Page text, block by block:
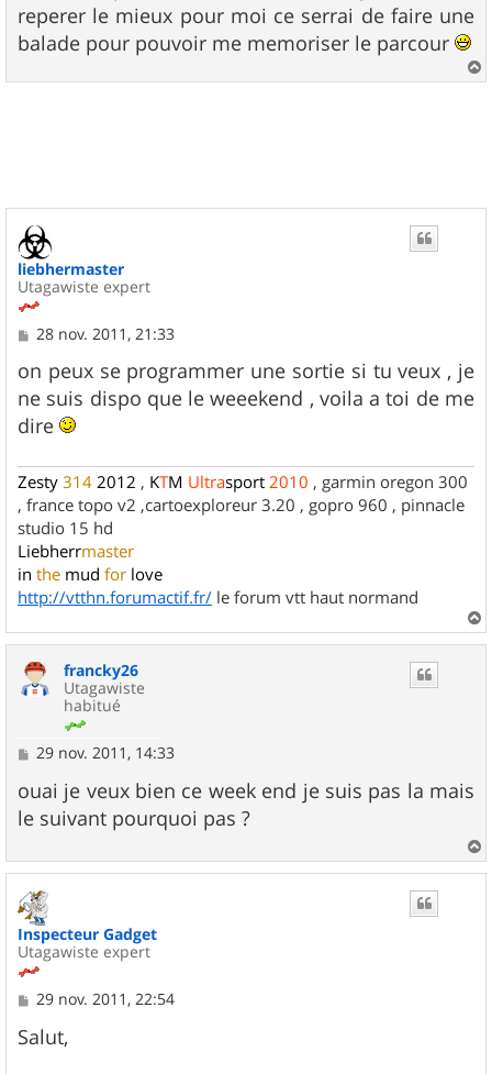
g
e
reperer le mieux pour moi ce serrai de faire une
balade pour pouvoir me memoriser le parcour
a
liebhermaster
Utagawiste expert
M
s
s
a
g
e
28 nov. 2011, 21:33
on peux se programmer une sortie si tu veux , je
ne suis dispo que le weeekend , voila a toi de me
dire
Zesty 314 2012 , KTM Ultrasport 2010 , garmin oregon 300
, france topo v2 ,cartoexploreur 3.20 , gopro 960 , pinnacle
studio 15 hd
Liebherrmaster
in the mud for love
http://vtthn.forumactif.fr/ le forum vtt haut normand
a
francky26
Utagawiste
habitué
M
s
s
a
e
29 nov. 2011, 14:33
ouai je veux bien ce week end je suis pas la mais
le suivant pourquoi pas ?
a
Inspecteur Gadget
Utagawiste expert
M
s
s
29 nov. 2011, 22:54
Salut,